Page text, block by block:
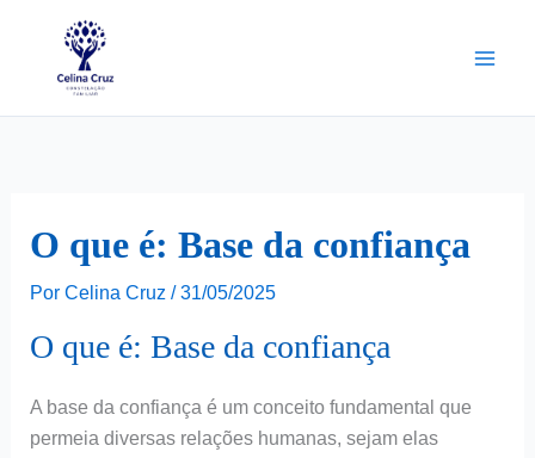
O que é: Base da confiança
Por Celina Cruz / 31/05/2025
O que é: Base da confiança
A base da confiança é um conceito fundamental que
permeia diversas relações humanas, sejam elas